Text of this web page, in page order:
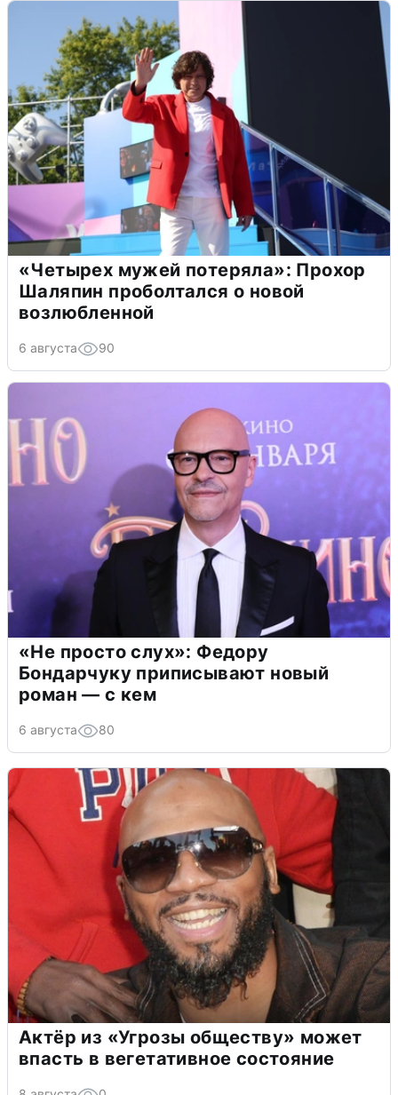
«Четырех мужей потеряла»: Прохор
Шаляпин проболтался о новой
возлюбленной
6 августа 90
«Не просто слух»: Федору
Бондарчуку приписывают новый
роман — с кем
6 августа 80
Актёр из «Угрозы обществу» может
впасть в вегетативное состояние